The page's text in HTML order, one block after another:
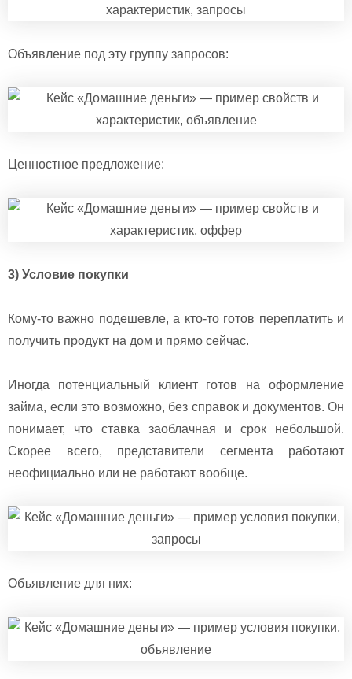
Объявление под эту группу запросов:
Ценностное предложение:
3) Условие покупки
Кому-то важно подешевле, а кто-то готов переплатить и
получить продукт на дом и прямо сейчас.
Иногда потенциальный клиент готов на оформление
займа, если это возможно, без справок и документов. Он
понимает, что ставка заоблачная и срок небольшой.
Скорее всего, представители сегмента работают
неофициально или не работают вообще.
Объявление для них: